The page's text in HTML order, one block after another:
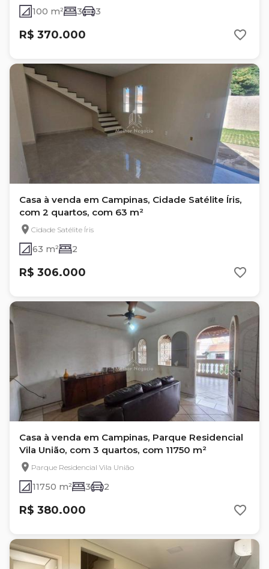
100 m² 3 3
R$ 370.000
Casa à venda em Campinas, Cidade Satélite Íris,
com 2 quartos, com 63 m²
Cidade Satélite Íris
63 m² 2
R$ 306.000
Casa à venda em Campinas, Parque Residencial
Vila União, com 3 quartos, com 11750 m²
Parque Residencial Vila União
11750 m² 3 2
R$ 380.000